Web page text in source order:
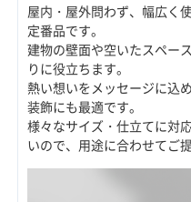
屋内・屋外問わず、幅広く
定番品です。
建物の壁面や空いたスペー
りに役立ちます。
熱い想いをメッセージに込
装飾にも最適です。
様々なサイズ・仕立てに対
いので、用途に合わせてご